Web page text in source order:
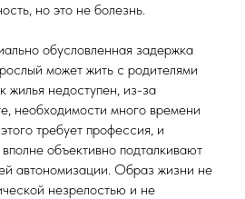
но это не болезнь.
обусловленная задержка
может жить с родителями
жилья недоступен, из-за
необходимости много времени
требует профессия, и
объективно подталкивают
автономизации. Образ жизни не
незрелостью и не